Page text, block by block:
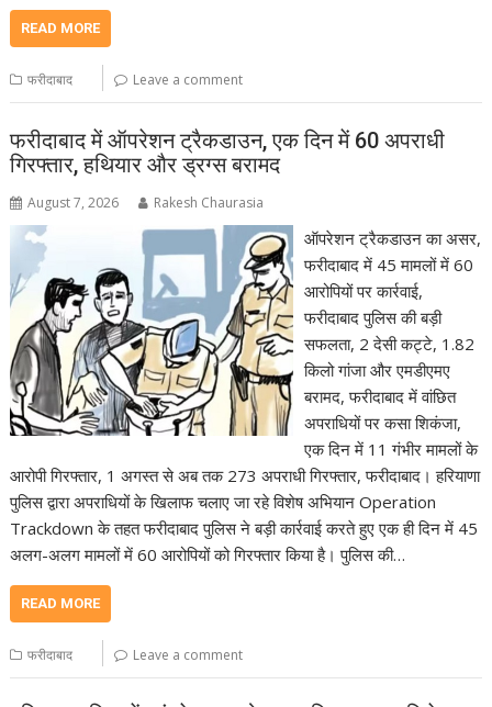
READ MORE
फरीदाबाद Leave a comment
फरीदाबाद में ऑपरेशन ट्रैकडाउन, एक दिन में 60 अपराधी
गिरफ्तार, हथियार और ड्रग्स बरामद
August 7, 2026 Rakesh Chaurasia
ऑपरेशन ट्रैकडाउन का असर,
फरीदाबाद में 45 मामलों में 60
आरोपियों पर कार्रवाई,
फरीदाबाद पुलिस की बड़ी
सफलता, 2 देसी कट्टे, 1.82
किलो गांजा और एमडीएमए
बरामद, फरीदाबाद में वांछित
अपराधियों पर कसा शिकंजा,
एक दिन में 11 गंभीर मामलों के
आरोपी गिरफ्तार, 1 अगस्त से अब तक 273 अपराधी गिरफ्तार, फरीदाबाद। हरियाणा
पुलिस द्वारा अपराधियों के खिलाफ चलाए जा रहे विशेष अभियान Operation
Trackdown के तहत फरीदाबाद पुलिस ने बड़ी कार्रवाई करते हुए एक ही दिन में 45
अलग-अलग मामलों में 60 आरोपियों को गिरफ्तार किया है। पुलिस की…
READ MORE
फरीदाबाद Leave a comment